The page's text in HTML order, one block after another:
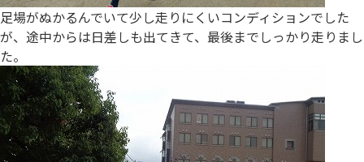
足場がぬかるんでいて少し走りにくいコンディションでした
が、途中からは日差しも出てきて、最後までしっかり走りまし
た。